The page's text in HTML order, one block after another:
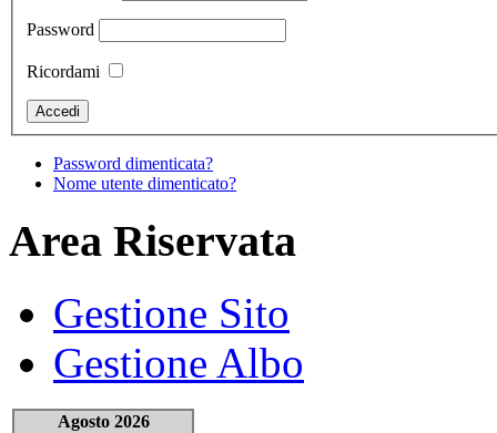
Password
Ricordami
Password dimenticata?
Nome utente dimenticato?
Area Riservata
Gestione Sito
Gestione Albo
Agosto 2026